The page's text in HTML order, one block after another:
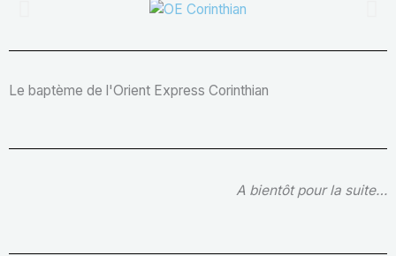
Le baptème de l'Orient Express Corinthian
A bientôt pour la suite…